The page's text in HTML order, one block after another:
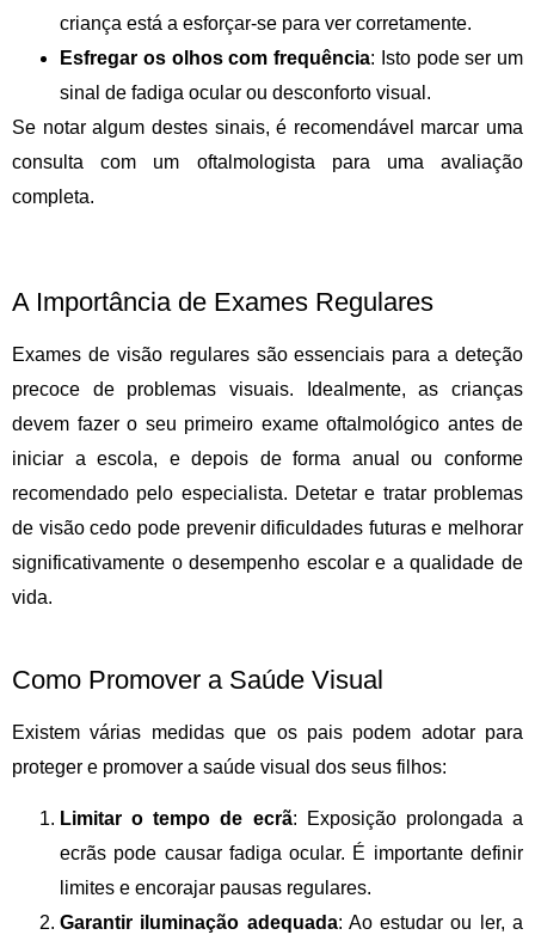
criança está a esforçar-se para ver corretamente.
Esfregar os olhos com frequência: Isto pode ser um
sinal de fadiga ocular ou desconforto visual.
Se notar algum destes sinais, é recomendável marcar uma
consulta com um oftalmologista para uma avaliação
completa.
A Importância de Exames Regulares
Exames de visão regulares são essenciais para a deteção
precoce de problemas visuais. Idealmente, as crianças
devem fazer o seu primeiro exame oftalmológico antes de
iniciar a escola, e depois de forma anual ou conforme
recomendado pelo especialista. Detetar e tratar problemas
de visãocedo pode prevenir dificuldades futuras e melhorar
significativamente o desempenho escolar e a qualidade de
vida.
Como Promover a Saúde Visual
Existem várias medidas que os pais podem adotar para
proteger e promover a saúde visual dos seus filhos:
Limitar o tempo de ecrã: Exposição prolongada a
ecrãs pode causar fadiga ocular. É importante definir
limites e encorajar pausas regulares.
Garantir iluminação adequada: Ao estudar ou ler, a